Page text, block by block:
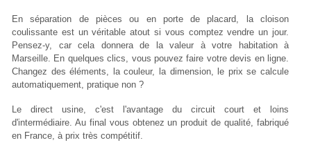
En séparation de pièces ou en porte de placard, la cloison
coulissante est un véritable atout si vous comptez vendre un jour.
Pensez-y, car cela donnera de la valeur à votre habitation à
Marseille. En quelques clics, vous pouvez faire votre devis en ligne.
Changez des éléments, la couleur, la dimension, le prix se calcule
automatiquement, pratique non ?
Le direct usine, c'est l'avantage du circuit court et loins
d'intermédiaire. Au final vous obtenez un produit de qualité, fabriqué
en France, à prix très compétitif.